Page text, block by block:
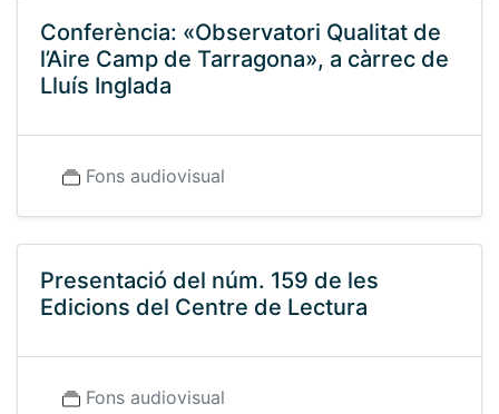
Conferència: «Observatori Qualitat de
l’Aire Camp de Tarragona», a càrrec de
Lluís Inglada
Fons audiovisual
Presentació del núm. 159 de les
Edicions del Centre de Lectura
Fons audiovisual